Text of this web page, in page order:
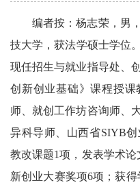
编者按：杨志荣，男
技大学，获法学硕士学位
现任招生与就业指导处、
创新创业基础》课程授
师、就创工作坊咨询师、
异科导师、山西省SIYB
教改课题1项，发表学术
新创业大赛奖项6项；获